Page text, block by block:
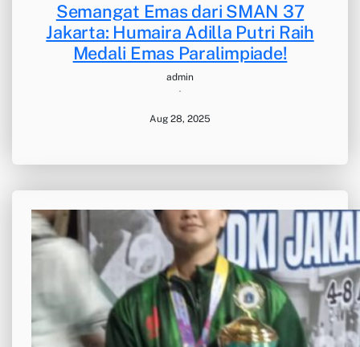
Semangat Emas dari SMAN 37
Jakarta: Humaira Adilla Putri Raih
Medali Emas Paralimpiade!
admin
·
Aug 28, 2025